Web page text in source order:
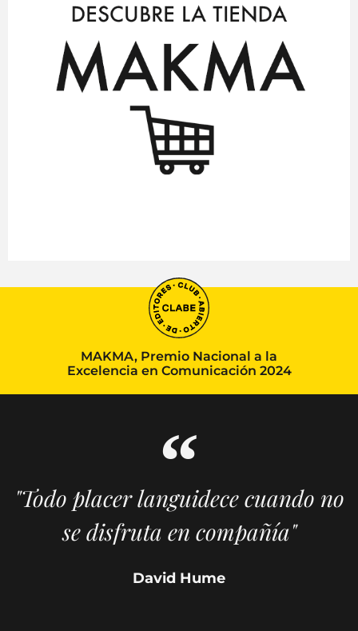
MAKMA, Premio Nacional a la
Excelencia en Comunicación 2024
"Todo placer languidece cuando no
se disfruta en compañía"
David Hume